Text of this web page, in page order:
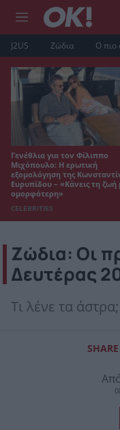
J2US Ζώδια Ο πιο
Γενέθλια για τον Φίλιππο
Μιχόπουλο: Η ερωτική
εξομολόγηση της
Ευρυπίδου – «Κάνεις τη ζωή
ομορφότερη»
CELEBRITIES
Ζώδια: Οι
Δευτέρας
Τι λένε τα άστρα;
SHARE